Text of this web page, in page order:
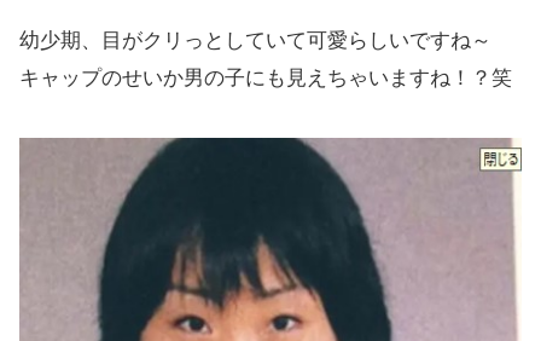
幼少期、目がクリっとしていて可愛らしいですね～
キャップのせいか男の子にも見えちゃいますね！？笑